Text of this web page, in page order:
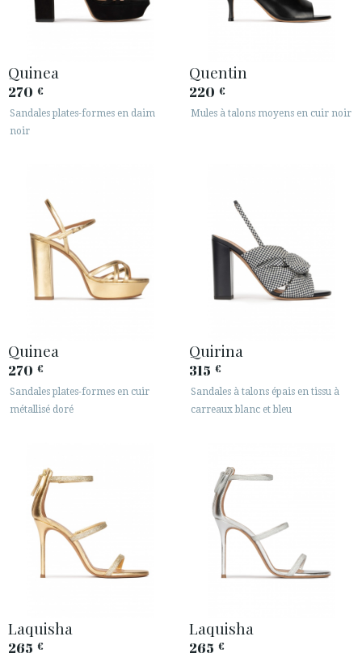
Quinea
270 €
Sandales plates-formes en daim
noir
Quentin
220 €
Mules à talons moyens en cuir noir
Quinea
270 €
Sandales plates-formes en cuir
métallisé doré
Quirina
315 €
Sandales à talons épais en tissu à
carreaux blanc et bleu
Laquisha
265 €
Laquisha
265 €